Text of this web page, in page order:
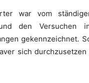
war vom
den Versuchen
gekennzeichnet.
sich